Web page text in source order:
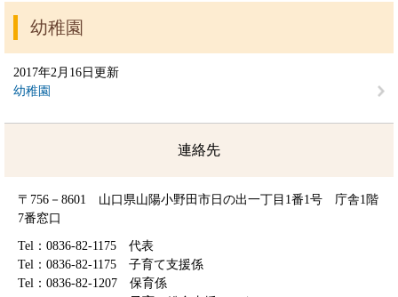
幼稚園
2017年2月16日更新
幼稚園
連絡先
〒756－8601 山口県山陽小野田市日の出一丁目1番1号 庁舎1階
7番窓口
Tel：0836-82-1175
代表
Tel：0836-82-1175
子育て支援係
Tel：0836-82-1207
保育係